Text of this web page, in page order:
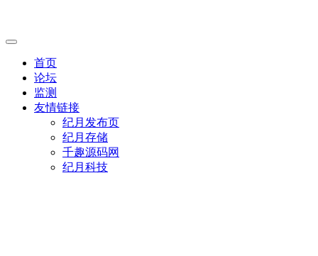
首页
论坛
监测
友情链接
纪月发布页
纪月存储
千趣源码网
纪月科技